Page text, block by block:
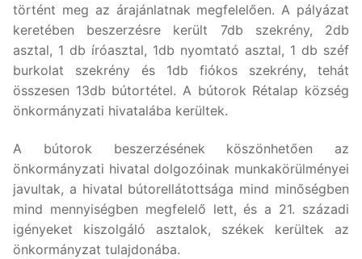
történt meg az árajánlatnak megfelelően. A pályázat
keretében beszerzésre került 7db szekrény, 2db
asztal, 1 db íróasztal, 1db nyomtató asztal, 1 db széf
burkolat szekrény és 1db fiókos szekrény, tehát
összesen 13db bútortétel. A bútorok Rétalap község
önkormányzati hivatalába kerültek.
A bútorok beszerzésének köszönhetően az
önkormányzati hivatal dolgozóinak munkakörülményei
javultak, a hivatal bútorellátottsága mind minőségben
mind mennyiségben megfelelő lett, és a 21. századi
igényeket kiszolgáló asztalok, székek kerültek az
önkormányzat tulajdonába.